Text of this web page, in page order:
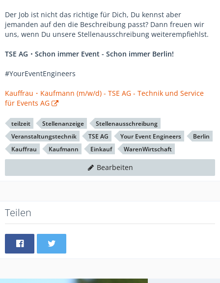
Der Job ist nicht das richtige für Dich, Du kennst aber
jemanden auf den die Beschreibung passt? Dann freuen wir
uns, wenn Du unsere Stellenausschreibung weiterempfiehlst.
TSE AG・Schon immer Event - Schon immer Berlin!
#YourEventEngineers
Kauffrau・Kaufmann (m/w/d) - TSE AG - Technik und Service
für Events AG
teilzeit Stellenanzeige
Stellenausschreibung
Veranstaltungstechnik
TSE AG Your Event Engineers
Berlin
Kauffrau
Kaufmann Einkauf WarenWirtschaft
Bearbeiten
Teilen